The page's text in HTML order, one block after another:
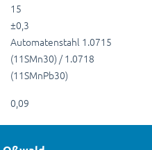
15
±0,3
Automatenstahl 1.0715
(11SMn30) / 1.0718
(11SMnPb30)
0,09